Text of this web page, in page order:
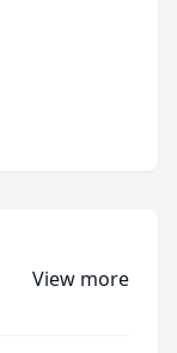
View more